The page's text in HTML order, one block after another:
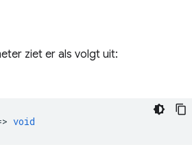
ziet er als volgt uit:
void